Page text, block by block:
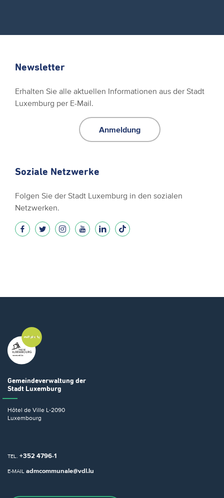
Newsletter
Erhalten Sie alle aktuellen Informationen aus der Stadt
Luxemburg per E-Mail.
Anmeldung
Soziale Netzwerke
Folgen Sie der Stadt Luxemburg in den sozialen
Netzwerken.
Gemeindeverwaltung der
Stadt Luxemburg
Hôtel de Ville L-2090
Luxembourg
TEL. +352 4796-1
E-MAIL admcommunale@vdl.lu